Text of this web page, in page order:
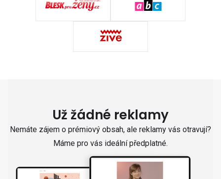
Už žádné reklamy
Nemáte zájem o prémiový obsah, ale reklamy vás otravují?
Máme pro vás ideální předplatné.